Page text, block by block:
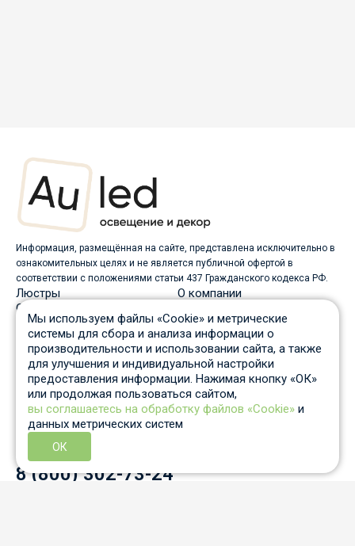
Информация, размещённая на сайте, представлена исключительно в
ознакомительных целях и не является публичной офертой в
соответствии с положениями статьи 437 Гражданского кодекса РФ.
Люстры
О компании
Светильники
Бра
Оплата
Торшеры
Скидки
Споты
Вопрос-ответ
Настольные лампы
Гарантия и возврат
Уличные светильники
Статьи
Трековые системы
Отзывы
Пн-Пт: c 10 до 19 по Москве
Отдел продаж
8 931 210-53-05
Контактный телефон
8 (800) 302-73-24
Мы используем файлы «Cookie» и метрические
системы для сбора и анализа информации о
производительности и использовании сайта, а также
для улучшения и индивидуальной настройки
предоставления информации. Нажимая кнопку «ОК»
или продолжая пользоваться сайтом,
вы соглашаетесь на обработку файлов «Cookie» и
данных метрических систем
ОК